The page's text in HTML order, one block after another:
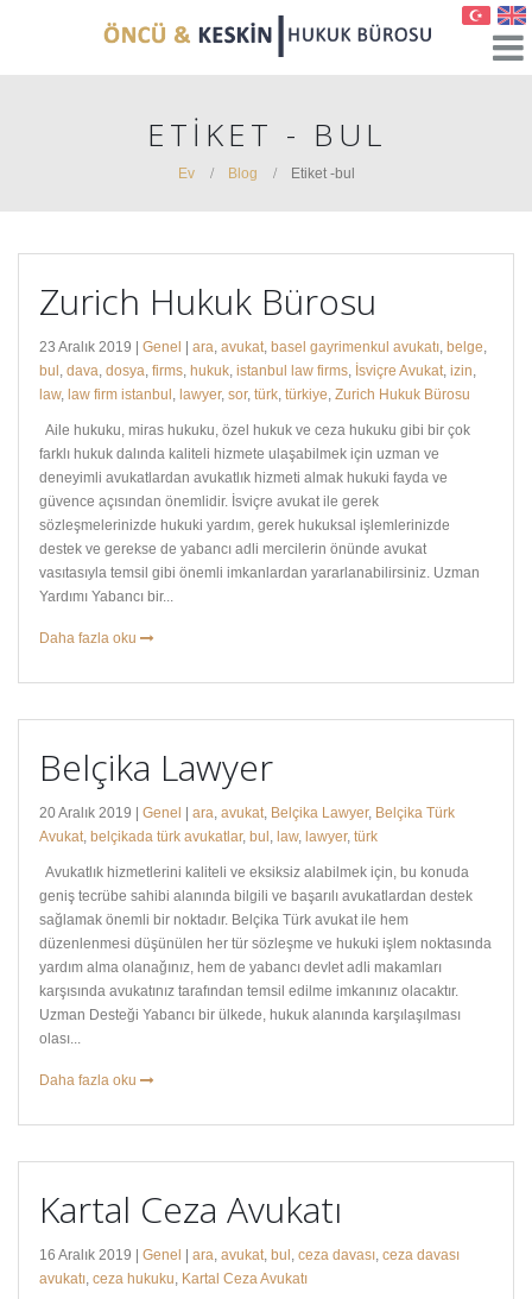
ETIKET - BUL
Ev Blog Etiket -bul
Zurich Hukuk Bürosu
23 Aralık 2019 | Genel | ara avukat basel gayrimenkul avukatı belge
bul dava dosya firms hukuk istanbul law firms İsviçre Avukat izin
law, law firm istanbul lawyer, sor, türk türkiye Zurich Hukuk Bürosu
Aile hukuku, miras hukuku, özel hukuk ve ceza hukuku gibi bir çok
farklı hukuk dalında kaliteli hizmete ulaşabilmek için uzman ve
deneyimli avukatlardan avukatlık hizmeti almak hukuki fayda ve
güvence açısından önemlidir. İsviçre avukat ile gerek
sözleşmelerinizde hukuki yardım, gerek hukuksal işlemlerinizde
destek ve gerekse de yabancı adli mercilerin önünde avukat
vasıtasıyla temsil gibi önemli imkanlardan yararlanabilirsiniz. Uzman
Yardımı Yabancı bir...
Daha fazla oku
Belçika Lawyer
20 Aralık 2019 | Genel | ara avukat Belçika Lawyer, Belçika Türk
Avukat belçikada türk avukatlar, bul law, lawyer, türk
Avukatlık hizmetlerini kaliteli ve eksiksiz alabilmek için, bu konuda
geniş tecrübe sahibi alanında bilgili ve başarılı avukatlardan destek
sağlamak önemli bir noktadır. Belçika Türk avukat ile hem
düzenlenmesi düşünülen her tür sözleşme ve hukuki işlem noktasında
yardım alma olanağınız, hem de yabancı devlet adli makamları
karşısında avukatınız tarafından temsil edilme imkanınız olacaktır.
Uzman Desteği Yabancı bir ülkede, hukuk alanında karşılaşılması
olası...
Daha fazla oku
Kartal Ceza Avukatı
16 Aralık 2019 | Genel | ara avukat bul ceza davası ceza davası
avukatı ceza hukuku Kartal Ceza Avukatı